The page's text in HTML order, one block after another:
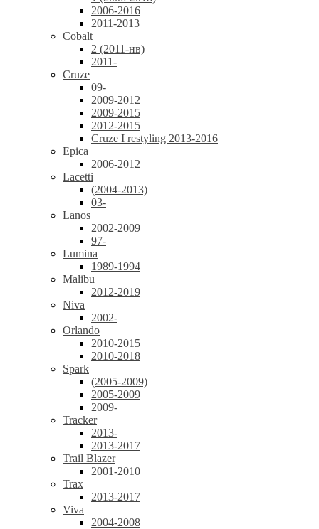
2006-2016
2011-2013
Cobalt
2 (2011-нв)
2011-
Cruze
09-
2009-2012
2009-2015
2012-2015
Cruze I restyling 2013-2016
Epica
2006-2012
Lacetti
(2004-2013)
03-
Lanos
2002-2009
97-
Lumina
1989-1994
Malibu
2012-2019
Niva
2002-
Orlando
2010-2015
2010-2018
Spark
(2005-2009)
2005-2009
2009-
Tracker
2013-
2013-2017
Trail Blazer
2001-2010
Trax
2013-2017
Viva
2004-2008